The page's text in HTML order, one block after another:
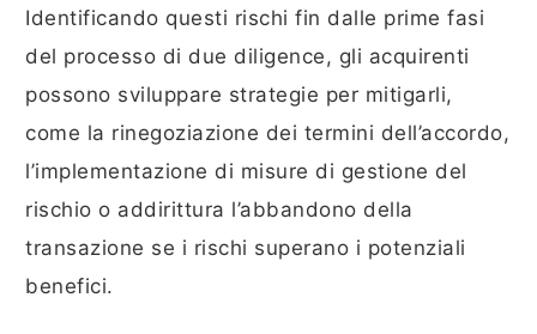
Identificando questi rischi fin dalle prime fasi
del processo di due diligence, gli acquirenti
possono sviluppare strategie per mitigarli,
come la rinegoziazione dei termini dell’accordo,
l’implementazione di misure di gestione del
rischio o addirittura l’abbandono della
transazione se i rischi superano i potenziali
benefici.